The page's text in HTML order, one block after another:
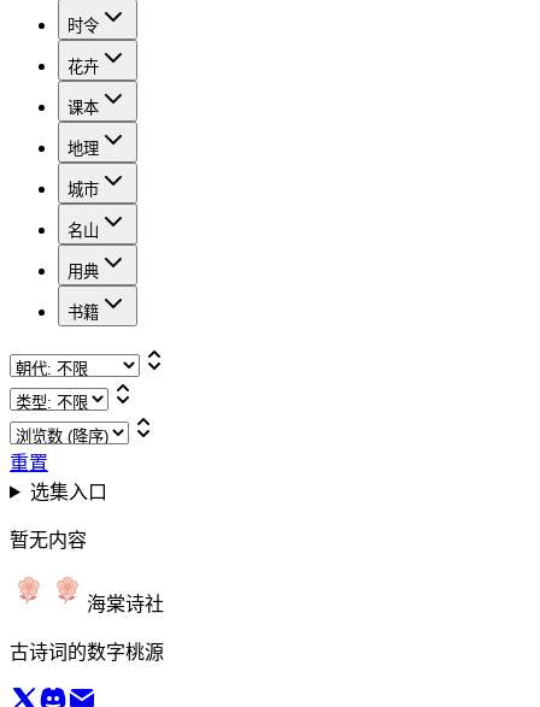
时令
花卉
课本
地理
城市
名山
用典
书籍
重置
选集入口
暂无内容
海棠诗社
古诗词的数字桃源